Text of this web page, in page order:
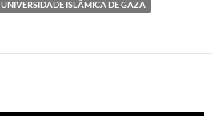
UNIVERSIDADE ISLÂMICA DE GAZA